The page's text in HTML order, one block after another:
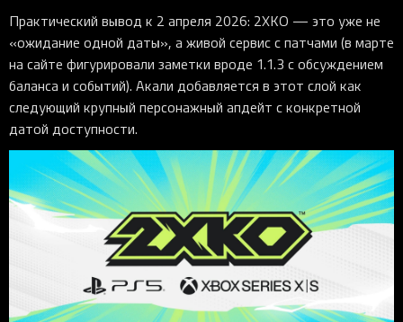
Практический вывод к 2 апреля 2026: 2XKO — это уже не
«ожидание одной даты», а живой сервис с патчами (в марте
на сайте фигурировали заметки вроде 1.1.3 с обсуждением
баланса и событий). Акали добавляется в этот слой как
следующий крупный персонажный апдейт с конкретной
датой доступности.